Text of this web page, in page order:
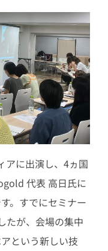
アに出演し、4ヵ国
代表 高日氏に
。すでにセミナー
たが、会場の集中
という新しい技